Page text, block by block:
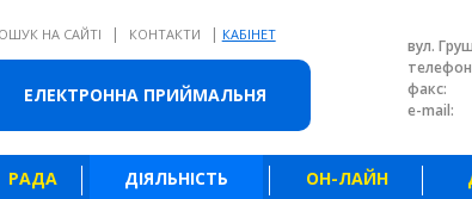
ЕЛЕКТРОННА ПРИЙМАЛЬНЯ
версія сайту
НА САЙТІ | КОНТАКТИ | КАБІНЕТ
вул.
факс:
e-mail:
РАДА ДІЯЛЬНІСТЬ ОН-ЛАЙН